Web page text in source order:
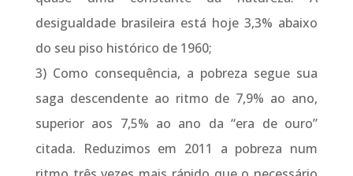
desigualdade brasileira está hoje 3,3% abaixo
do seu piso histórico de 1960;
3) Como consequência, a pobreza segue sua
saga descendente ao ritmo de 7,9% ao ano,
superior aos 7,5% ao ano da “era de ouro”
citada. Reduzimos em 2011 a pobreza num